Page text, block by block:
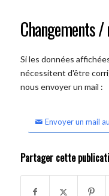
Changements
Si les données
nécessitent d'être
nous envoyer un mail :
Envoyer un mail
Partager cette